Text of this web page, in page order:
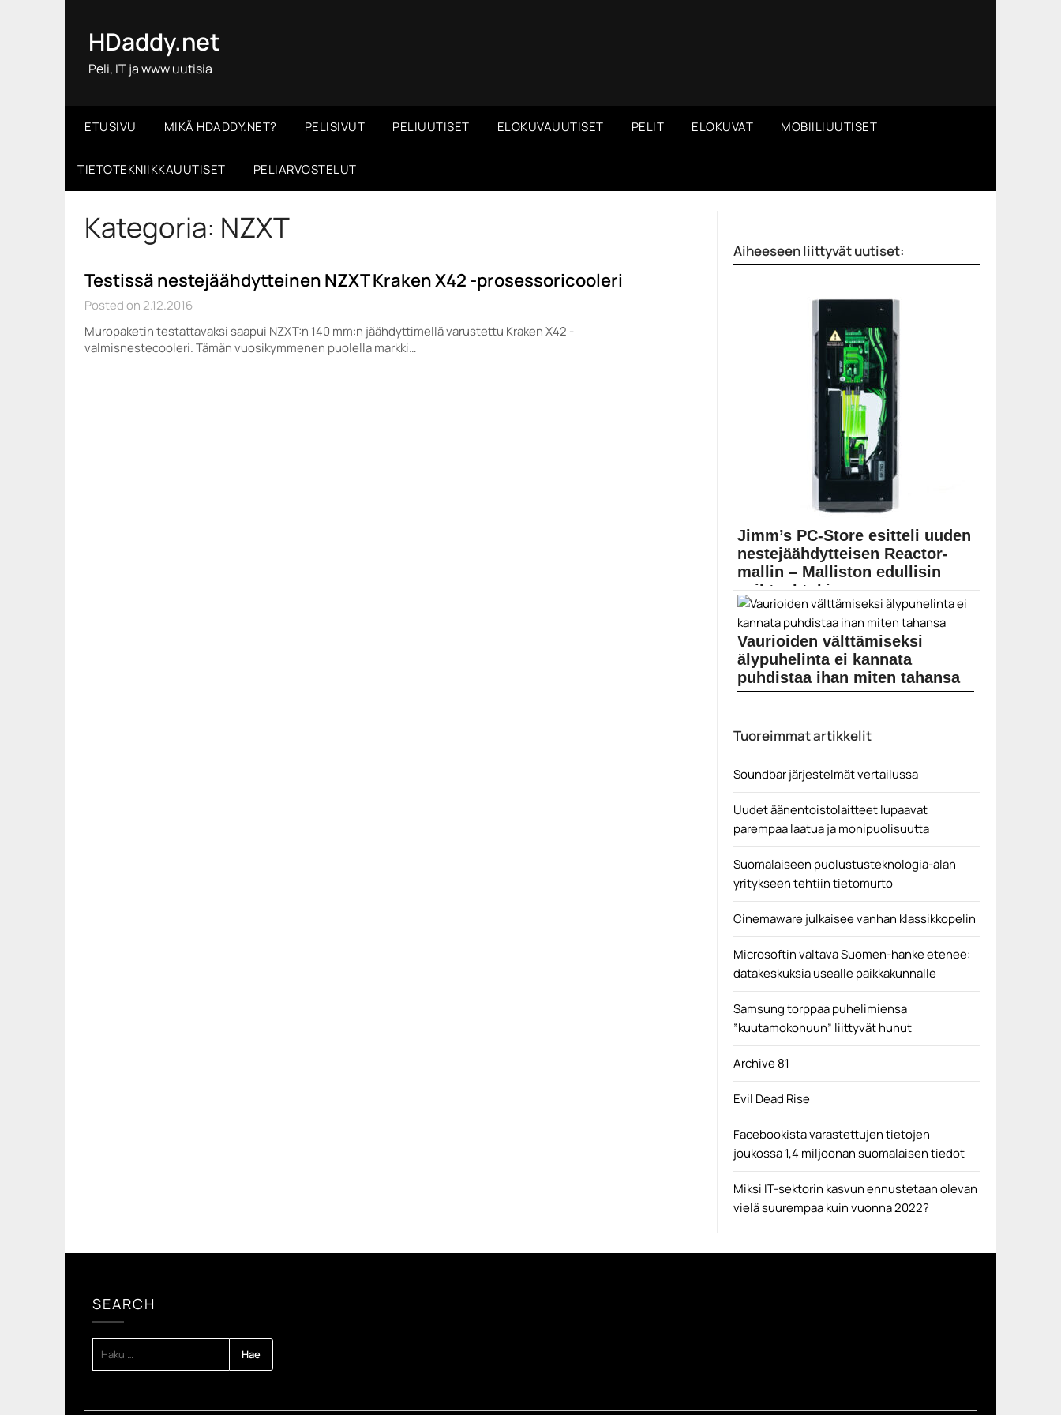
HDaddy.net
Peli, IT ja www uutisia
ETUSIVU MIKÄ HDADDY.NET? PELISIVUT PELIUUTISET ELOKUVAUUTISET PELIT ELOKUVAT MOBIILIUUTISET
TIETOTEKNIIKKAUUTISET PELIARVOSTELUT
Kategoria: NZXT
Testissä nestejäähdytteinen NZXT Kraken X42 -prosessoricooleri
Posted on 2.12.2016
Muropaketin testattavaksi saapui NZXT:n 140 mm:n jäähdyttimellä varustettu Kraken X42 -
valmisnestecooleri. Tämän vuosikymmenen puolella markki…
Aiheeseen liittyvät uutiset:
Jimm’s PC-Store esitteli uuden
nestejäähdytteisen Reactor-
mallin – Malliston edullisin
vaihtoehtokin...
Jimm’s PC-Store on julkistanut uuden mallin
vesijäähdytteisen tietokoneen...
Jimm's
Vaurioiden välttämiseksi
älypuhelinta ei kannata
puhdistaa ihan miten tahansa
alkoholi
Tuoreimmat artikkelit
Soundbar järjestelmät vertailussa
Uudet äänentoistolaitteet lupaavat
parempaa laatua ja monipuolisuutta
Suomalaiseen puolustusteknologia-alan
yritykseen tehtiin tietomurto
Cinemaware julkaisee vanhan klassikkopelin
Microsoftin valtava Suomen-hanke etenee:
datakeskuksia usealle paikkakunnalle
Samsung torppaa puhelimiensa
”kuutamokohuun” liittyvät huhut
Archive 81
Evil Dead Rise
Facebookista varastettujen tietojen
joukossa 1,4 miljoonan suomalaisen tiedot
Miksi IT-sektorin kasvun ennustetaan olevan
vielä suurempaa kuin vuonna 2022?
SEARCH